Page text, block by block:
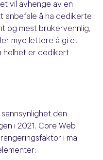
vil avhenge av en
anbefale å ha dedikerte
og mest brukervennlig,
mye lettere å gi et
helhet er dedikert
den
i 2021. Core Web
i mai